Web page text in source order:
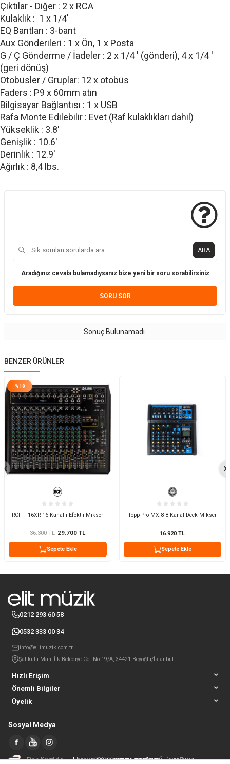
Çıktılar - Diğer : 2 x RCA
Kulaklık : 1 x 1/4'
EQ Bantları : 3-bant
Aux Gönderileri : 1 x Ön, 1 x Posta
G / Ç Gönderme / İadeler : 2 x 1/4 ' (gönderi), 4 x 1/4 '
(geri dönüş)
Otobüsler / Gruplar: 12 x otobüs
Faders : P9 x 60mm atın
Bilgisayar Bağlantısı : 1 x USB
Rafa Monte Edilebilir : Evet (Raf kulaklıkları dahil)
Yükseklik : 3.8'
Genişlik : 10.6'
Derinlik : 12.9'
Ağırlık : 8,4 lbs.
ARA
Aradığınız cevabı bulamadıysanız bize yeni bir soru sorabilirsiniz
SORU SOR
Sonuç Bulunamadı.
BENZER ÜRÜNLER
%18
RCF F-16XR 16 Kanallı Efektli Mikser
36.300TL 29.700 TL
Sepete Ekle
Topp Pro MX.8 8 Kanal Deck Mikser
16.920TL
Sepete Ekle
Hızlı Erişim
Önemli Bilgiler
Üyelik
0212 293 60 58
0532 333 00 34
info@elitmuzik.com.tr
Şahkulu Mah, İlk Belediye Cd. No:19/A, 34421 Beyoğlu/İstanbul
Sosyal Medya
Etbis Kayıtlıdır